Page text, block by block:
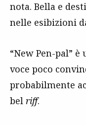
nota. Bella e
nelle esibizioni
“New Pen-pal”
voce poco
probabilmente
bel riff.